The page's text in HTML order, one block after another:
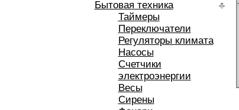
Бытовая техника
Таймеры
Переключатели
Регуляторы климата
Насосы
Счетчики
электроэнергии
Весы
Сирены